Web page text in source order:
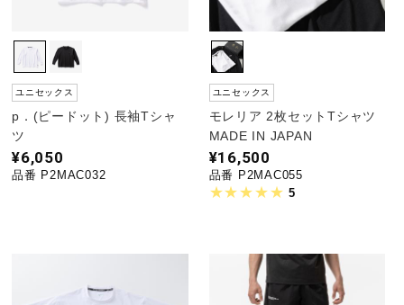
ユニセックス
p．(ピードット) 長袖Tシャ
ツ
¥6,050
品番 P2MAC032
ユニセックス
モレリア 2枚セットTシャツ
MADE IN JAPAN
¥16,500
品番 P2MAC055
5